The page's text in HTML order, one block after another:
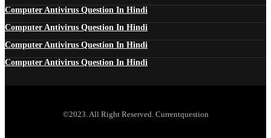
Computer Antivirus Question In Hindi
Computer Antivirus Question In Hindi
Computer Antivirus Question In Hindi
Computer Antivirus Question In Hindi
©2023. All Right Reserved. Currentquestion